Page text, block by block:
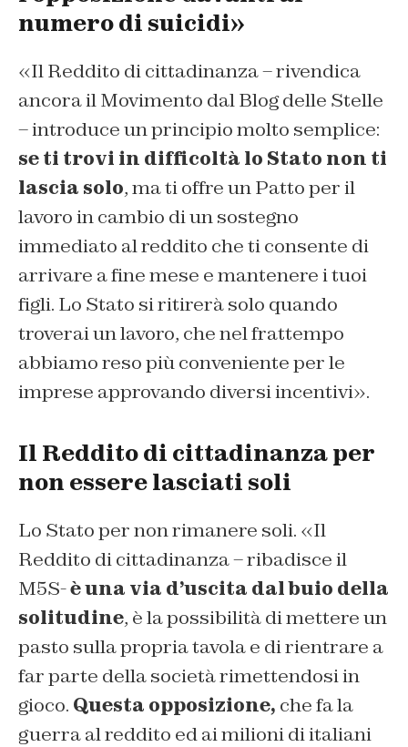
numero di suicidi»
«Il Reddito di cittadinanza – rivendica
ancora il Movimento dal Blog delle Stelle
– introduce un principio molto semplice:
se ti trovi in difficoltà lo Stato non ti
lascia solo, ma ti offre un Patto per il
lavoro in cambio di un sostegno
immediato al reddito che ti consente di
arrivare a fine mese e mantenere i tuoi
figli. Lo Stato si ritirerà solo quando
troverai un lavoro, che nel frattempo
abbiamo reso più conveniente per le
imprese approvando diversi incentivi».
Il Reddito di cittadinanza per
non essere lasciati soli
Lo Stato per non rimanere soli. «Il
Reddito di cittadinanza – ribadisce il
M5S-è una via d’uscita dal buio della
solitudine, è la possibilità di mettere un
pasto sulla propria tavola e di rientrare a
far parte della società rimettendosi in
gioco. Questa opposizione, che fa la
guerra al reddito ed ai milioni di italiani